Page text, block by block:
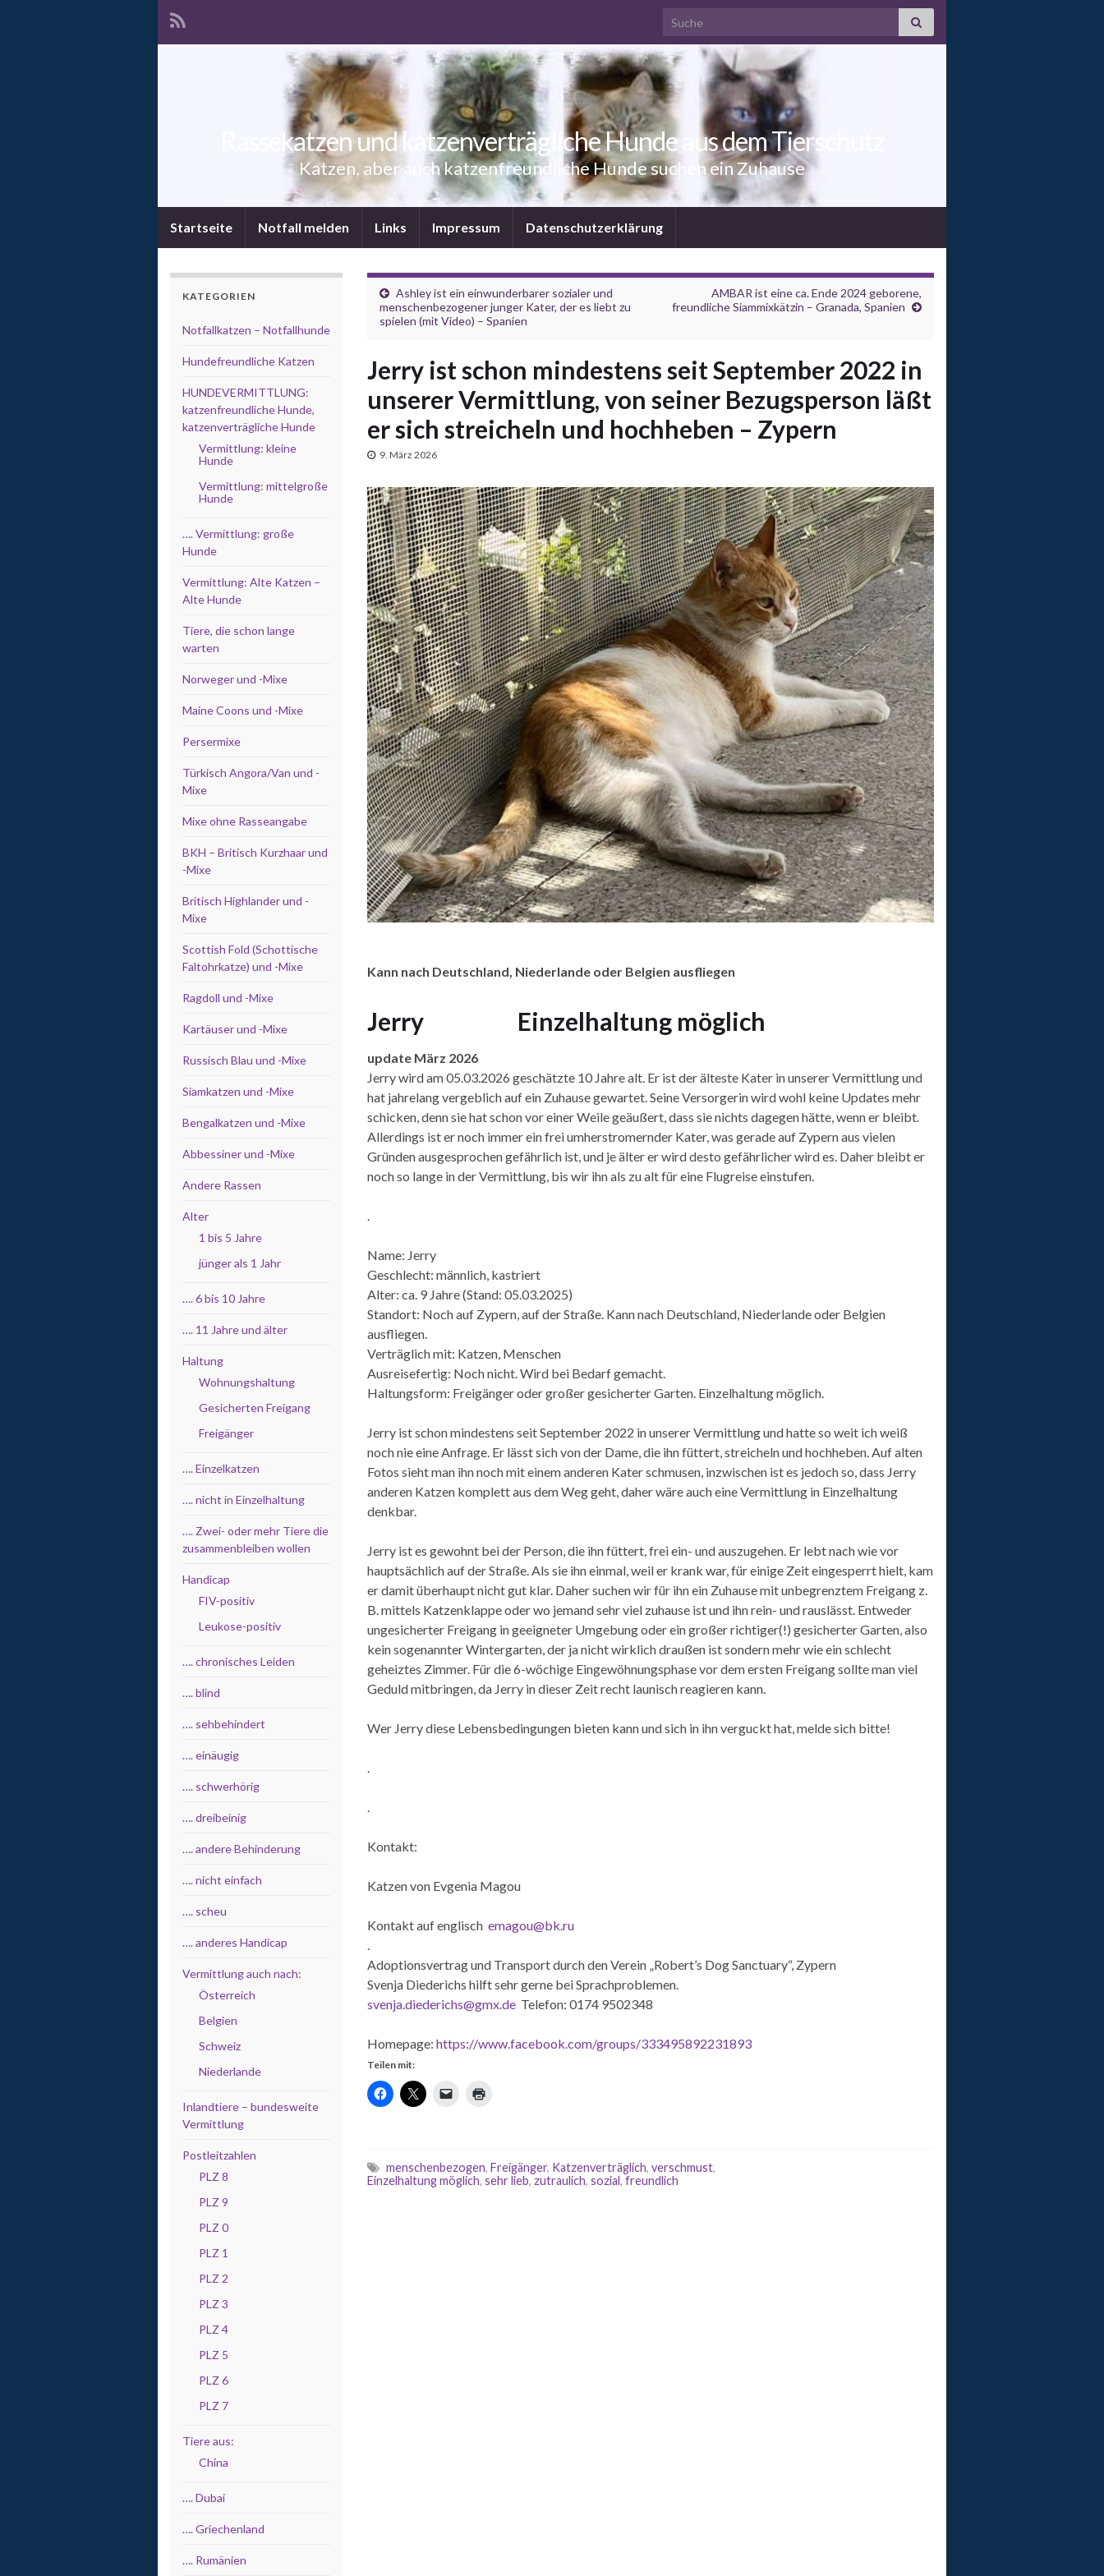
Search for:
Rassekatzen und katzenverträgliche Hunde aus dem Tierschutz
Katzen, aber auch katzenfreundliche Hunde suchen ein Zuhause
Startseite Notfall melden Links Impressum Datenschutzerklärung
Ashley ist ein einwunderbarer sozialer und
menschenbezogener junger Kater, der es liebt zu
spielen (mit Video) – Spanien
AMBAR ist eine ca. Ende 2024 geborene,
freundliche Siammixkätzin – Granada, Spanien
Jerry ist schon mindestens seit September 2022 in
unserer Vermittlung, von seiner Bezugsperson läßt
er sich streicheln und hochheben – Zypern
9. März 2026
Kann nach Deutschland, Niederlande oder Belgien ausfliegen
Jerry Einzelhaltung möglich
update März 2026
Jerry wird am 05.03.2026 geschätzte 10 Jahre alt. Er ist der älteste Kater in unserer Vermittlung und
hat jahrelang vergeblich auf ein Zuhause gewartet. Seine Versorgerin wird wohl keine Updates mehr
schicken, denn sie hat schon vor einer Weile geäußert, dass sie nichts dagegen hätte, wenn er bleibt.
Allerdings ist er noch immer ein frei umherstromernder Kater, was gerade auf Zypern aus vielen
Gründen ausgesprochen gefährlich ist, und je älter er wird desto gefährlicher wird es. Daher bleibt er
noch so lange in der Vermittlung, bis wir ihn als zu alt für eine Flugreise einstufen.
.
Name: Jerry
Geschlecht: männlich, kastriert
Alter: ca. 9 Jahre (Stand: 05.03.2025)
Standort: Noch auf Zypern, auf der Straße. Kann nach Deutschland, Niederlande oder Belgien
ausfliegen.
Verträglich mit: Katzen, Menschen
Ausreisefertig: Noch nicht. Wird bei Bedarf gemacht.
Haltungsform: Freigänger oder großer gesicherter Garten. Einzelhaltung möglich.
Jerry ist schon mindestens seit September 2022 in unserer Vermittlung und hatte so weit ich weiß
noch nie eine Anfrage. Er lässt sich von der Dame, die ihn füttert, streicheln und hochheben. Auf alten
Fotos sieht man ihn noch mit einem anderen Kater schmusen, inzwischen ist es jedoch so, dass Jerry
anderen Katzen komplett aus dem Weg geht, daher wäre auch eine Vermittlung in Einzelhaltung
denkbar.
Jerry ist es gewohnt bei der Person, die ihn füttert, frei ein- und auszugehen. Er lebt nach wie vor
hauptsächlich auf der Straße. Als sie ihn einmal, weil er krank war, für einige Zeit eingesperrt hielt, kam
er damit überhaupt nicht gut klar. Daher suchen wir für ihn ein Zuhause mit unbegrenztem Freigang z.
B. mittels Katzenklappe oder wo jemand sehr viel zuhause ist und ihn rein- und rauslässt. Entweder
ungesicherter Freigang in geeigneter Umgebung oder ein großer richtiger(!) gesicherter Garten, also
kein sogenannter Wintergarten, der ja nicht wirklich draußen ist sondern mehr wie ein schlecht
geheiztes Zimmer. Für die 6-wöchige Eingewöhnungsphase vor dem ersten Freigang sollte man viel
Geduld mitbringen, da Jerry in dieser Zeit recht launisch reagieren kann.
Wer Jerry diese Lebensbedingungen bieten kann und sich in ihn verguckt hat, melde sich bitte!
.
.
Kontakt:
Katzen von Evgenia Magou
Kontakt auf englisch emagou@bk.ru
.
Adoptionsvertrag und Transport durch den Verein „Robert’s Dog Sanctuary“, Zypern
Svenja Diederichs hilft sehr gerne bei Sprachproblemen.
svenja.diederichs@gmx.de Telefon: 0174 9502348
Homepage: https://www.facebook.com/groups/333495892231893
Teilen mit:
menschenbezogen, Freigänger, Katzenverträglich, verschmust,
Einzelhaltung möglich, sehr lieb, zutraulich, sozial, freundlich
KATEGORIEN
Notfallkatzen – Notfallhunde
Hundefreundliche Katzen
HUNDEVERMITTLUNG:
katzenfreundliche Hunde,
katzenverträgliche Hunde
Vermittlung: kleine
Hunde
Vermittlung: mittelgroße
Hunde
…. Vermittlung: große
Hunde
Vermittlung: Alte Katzen –
Alte Hunde
Tiere, die schon lange
warten
Norweger und -Mixe
Maine Coons und -Mixe
Persermixe
Türkisch Angora/Van und -
Mixe
Mixe ohne Rasseangabe
BKH – Britisch Kurzhaar und
-Mixe
Britisch Highlander und -
Mixe
Scottish Fold (Schottische
Faltohrkatze) und -Mixe
Ragdoll und -Mixe
Kartäuser und -Mixe
Russisch Blau und -Mixe
Siamkatzen und -Mixe
Bengalkatzen und -Mixe
Abbessiner und -Mixe
Andere Rassen
Alter
1 bis 5 Jahre
jünger als 1 Jahr
…. 6 bis 10 Jahre
…. 11 Jahre und älter
Haltung
Wohnungshaltung
Gesicherten Freigang
Freigänger
…. Einzelkatzen
…. nicht in Einzelhaltung
…. Zwei- oder mehr Tiere die
zusammenbleiben wollen
Handicap
FIV-positiv
Leukose-positiv
…. chronisches Leiden
…. blind
…. sehbehindert
…. einäugig
…. schwerhörig
…. dreibeinig
…. andere Behinderung
…. nicht einfach
…. scheu
…. anderes Handicap
Vermittlung auch nach:
Österreich
Belgien
Schweiz
Niederlande
Inlandtiere – bundesweite
Vermittlung
Postleitzahlen
PLZ 8
PLZ 9
PLZ 0
PLZ 1
PLZ 2
PLZ 3
PLZ 4
PLZ 5
PLZ 6
PLZ 7
Tiere aus:
China
…. Dubai
…. Griechenland
…. Rumänien